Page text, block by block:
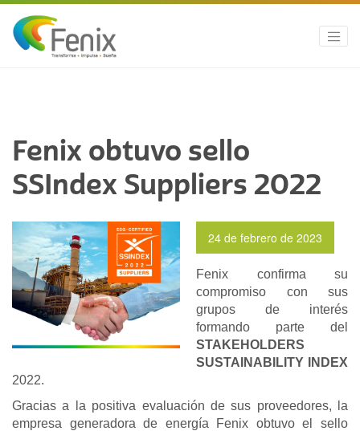
Fenix obtuvo sello
SSIndex Suppliers 2022
24 de febrero de 2023
Fenix confirma su
compromiso con sus
grupos de interés
formando parte del
STAKEHOLDERS
SUSTAINABILITY INDEX
2022.
Gracias a la positiva evaluación de sus proveedores, la
empresa generadora de energía Fenix obtuvo el sello